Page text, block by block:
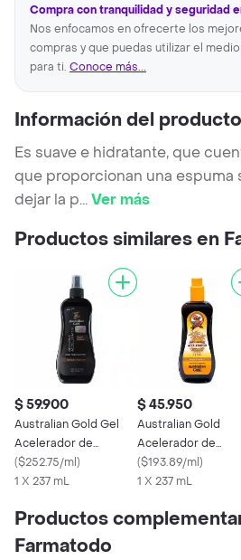
Compra con tranquilidad y seguridad
Nos enfocamos en ofrecerte los
compras y que puedas utilizar el
para ti. Conoce más...
Información del producto
Es suave e hidratante, que
que proporcionan una espuma
dejar la p...Ver más
Productos similares en
$ 59.900
Australian Gold Gel
Acelerador de
Bronceo en Spray
($252.75/ml)
1 X 237 mL
$ 45.950
Australian Gold
Acelerador de
Bronceado en Spray
($193.89/ml)
1 X 237 mL
Productos
Farmatodo